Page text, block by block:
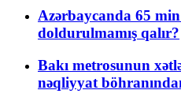
Azərbaycanda 65
doldurulmamış qalır?
Bakı metrosunun
nəqliyyat